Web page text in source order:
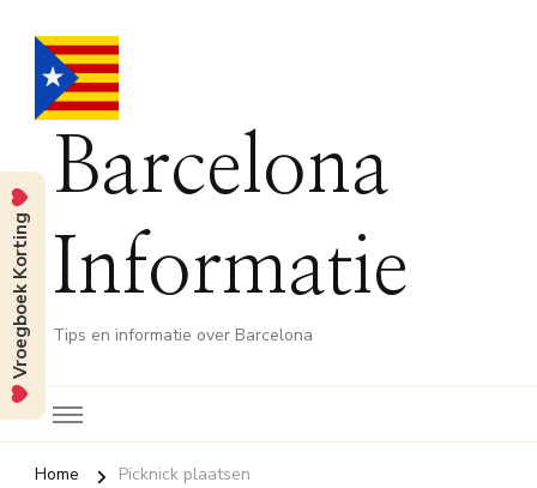
Barcelona
Informatie
Tips en informatie over Barcelona
Home Picknick plaatsen
Vroegboek Korting